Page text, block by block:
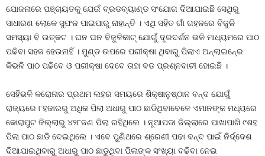
ଯୋଜନାରେ ପଞ୍ଚାୟତକୁ ଯେଉଁ ବ୍ରଡବ୍ୟାଣ୍ଡ ସଂଯୋଗ ଦିଆଯାଇଛି ସେଥିରୁ
ସାଧାରଣ ଲୋକେ ସୁଫଳ ପାଇପାରୁ ନାହାନ୍ତି । ଏଥି ସହିତ ଗାଁ ଗହଳରେ ବିଜୁଳି
ସମସ୍ୟା ବି ଉତ୍କଟ । ଘନ ଘନ ବିଜୁଳିକାଟ୍‍ ଯୋଗୁଁ ଦୂରଦର୍ଶନ ଭଳି ମାଧ୍ୟମରେ ପାଠ
ପଢିବା ସହଜ ହେଉନାହିଁ । ମୁଣ୍ଡ ଉପରେ ପରୀକ୍ଷା ଥିବାରୁ ପିଲାଏ ଅନ୍‍ଲାଇନ୍‍ରେ
କିଭଳି ପାଠ ପଢିବେ ଓ ପରୀକ୍ଷା ଦେବେ ତାହା ବଡ ପ୍ରଶ୍ନବାଚୀ ହୋଇଛି ।
ସେହିଭଳି କରୋନାର ପ୍ରଥମ ଲହର ସମୟରେ ଶିକ୍ଷାନୁଷ୍ଠାନ ବନ୍ଦ ଯୋଗୁଁ
ରାଜ୍ୟରେ ୮ହଜାରରୁ ଅଧିକ ପିଲା ଅଧାରୁ ପାଠ ଛାଡିଥିବାବେଳେ ଏମାନଙ୍କ ମଧ୍ୟରେ
କୋରାପୁଟ ଜିଲ୍ଲାରୁ ୪୨୮ଜଣ ପିଲା ରହିଥିଲେ । ନୂଆପଡା ଜିଲ୍ଲାରେ ପାଖାପାଖି ୯ଶହ
ପିଲା ପାଠ ଛାଡି ଦେଇଥିଲେ । ଏବେ ପୁଣିଥରେ ଶ୍ରେଣୀ ପଢା ବନ୍ଦ ପାଇଁ ନିର୍ଦ୍ଦେଶ
ଦିଆଯାଇଥିବାରୁ ଅଧାରୁ ପାଠ ଛାଡୁଥିବା ପିଲାଙ୍କ ସଂଖ୍ୟା ବଢିବା ନେଇ